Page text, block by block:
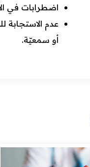
اضطرابات في
عدم الاستجابة
أو سمعيّة.